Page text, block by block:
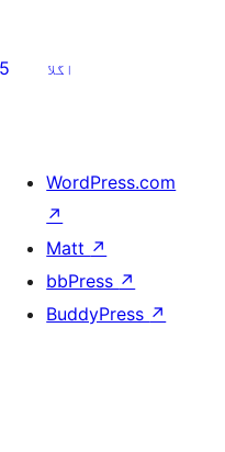
5 اگلا
WordPress.com
↗
Matt ↗
bbPress ↗
BuddyPress ↗